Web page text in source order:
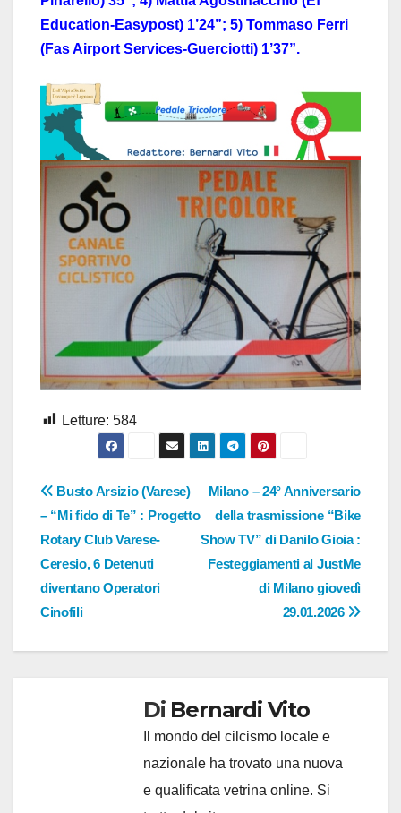
Education-Easypost) 1’24”; 5) Tommaso Ferri
(Fas Airport Services-Guerciotti) 1’37”.
Letture: 584
Navigazione
articoli
Milano – 24° Anniversario
della trasmissione “Bike
Show TV” di Danilo Gioia :
Festeggiamenti al JustMe
di Milano giovedì
29.01.2026
Busto Arsizio (Varese)
– “Mi fido di Te” : Progetto
Rotary Club Varese-
Ceresio, 6 Detenuti
diventano Operatori
Cinofili
Di Bernardi Vito
Il mondo del cilcismo locale e
nazionale ha trovato una nuova
e qualificata vetrina online. Si